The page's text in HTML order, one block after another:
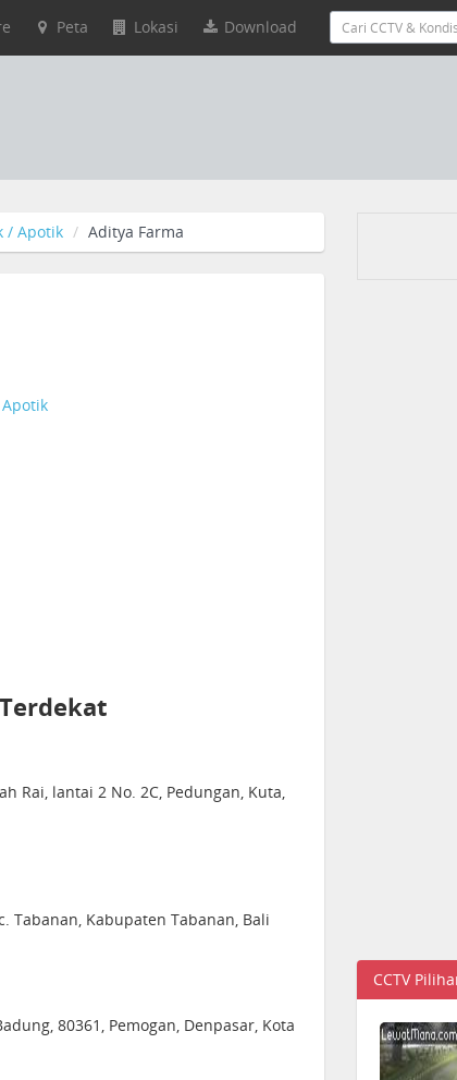
Peta Lokasi Download
/ Apotik Aditya Farma
Rai, lantai 2 No. 2C, Pedungan, Kuta,
Tabanan, Kabupaten Tabanan, Bali
80361, Pemogan, Denpasar, Kota
CCTV